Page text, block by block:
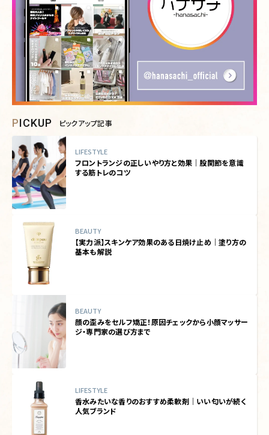
PICKUP ピックアップ記事
LIFESTYLE
フロントランジの正しいやり方と効果｜股関節を意識
する筋トレのコツ
BEAUTY
【実力派】スキンケア効果のある日焼け止め｜塗り方の
基本も解説
BEAUTY
顔の歪みをセルフ矯正！原因チェックから小顔マッサー
ジ・専門家の選び方まで
LIFESTYLE
香水みたいな香りのおすすめ柔軟剤｜いい匂いが続く
人気ブランド